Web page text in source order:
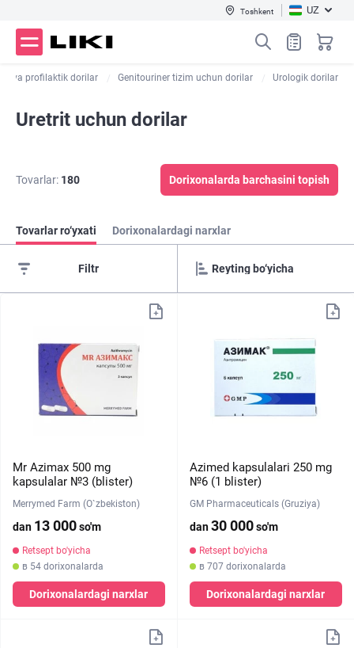
Toshkent UZ
va profilaktik dorilar Genitouriner tizim uchun dorilar Urologik dorilar
Uretrit uchun dorilar
Tovarlar: 180 Dorixonalarda barchasini topish
Tovarlar ro‘yxati Dorixonalardagi narxlar
Filtr
Mr Azimax 500 mg
kapsulalar №3 (blister)
Merrymed Farm (O`zbekiston)
dan 13 000so'm
Retsept bo'yicha
в 54 dorixonalarda
Dorixonalardagi narxlar
Azimed kapsulalari 250 mg
№6 (1 blister)
GM Pharmaceuticals (Gruziya)
dan30 000so'm
Retsept bo'yicha
в 707 dorixonalarda
Dorixonalardagi narxlar